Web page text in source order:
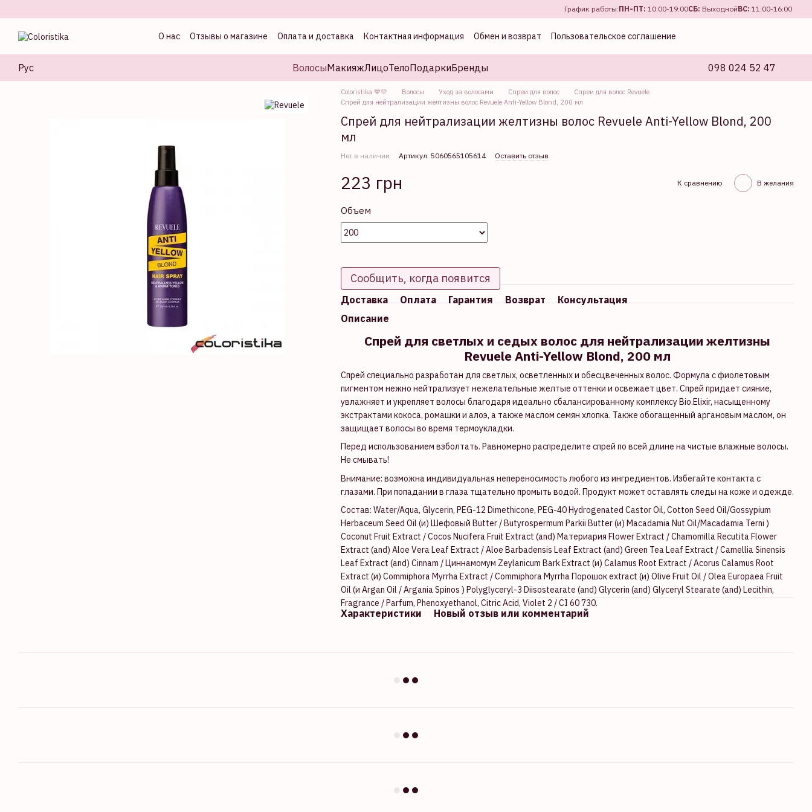
График работы:ПН-ПТ: 10:00-19:00СБ: ВыходнойВС: 11:00-16:00
О нас Отзывы о магазине Оплата и доставка Контактная информация Обмен и возврат
Пользовательское соглашение
Рус ВолосыМакияжЛицоТелоПодаркиБренды 098 024 52 47
Coloristika 💙💛 Волосы Уход за волосами Спреи для волос
Спреи для волос Revuele
Спрей для нейтрализации желтизны волос Revuele Anti-Yellow Blond, 200 мл
Спрей для нейтрализации желтизны волос Revuele Anti-Yellow Blond, 200
мл
Нет в наличии Артикул: 5060565105614 Оставить отзыв
223 грн К сравнению В желания
Объем
Сообщить, когда появится
Доставка Оплата Гарантия Возврат
Консультация
Описание
Спрей для светлых и седых волос для нейтрализации желтизны
Revuele Anti-Yellow Blond, 200 мл
Спрей специально разработан для светлых, осветленных и обесцвеченных волос. Формула с фиолетовым
пигментом нежно нейтрализует нежелательные желтые оттенки и освежает цвет. Спрей придает сияние,
увлажняет и укрепляет волосы благодаря идеально сбалансированному комплексу Bio.Elixir, насыщенному
экстрактами кокоса, ромашки и алоэ, а также маслом семян хлопка. Также обогащенный аргановым маслом, он
защищает волосы во время термоукладки.
Перед использованием взболтать. Равномерно распределите спрей по всей длине на чистые влажные волосы.
Не смывать!
Внимание: возможна индивидуальная непереносимость любого из ингредиентов. Избегайте контакта с
глазами. При попадании в глаза тщательно промыть водой. Продукт может оставлять следы на коже и одежде.
Состав: Water/Aqua, Glycerin, PEG-12 Dimethicone, PEG-40 Hydrogenated Castor Oil, Cotton Seed Oil/Gossypium
Herbaceum Seed Oil (и) Шефовый Butter / Butyrospermum Parkii Butter (и) Macadamia Nut Oil/Macadamia Terni )
Coconut Fruit Extract / Cocos Nucifera Fruit Extract (and) Материария Flower Extract / Chamomilla Recutita Flower
Extract (and) Aloe Vera Leaf Extract / Aloe Barbadensis Leaf Extract (and) Green Tea Leaf Extract / Camellia Sinensis
Leaf Extract (and) Cinnam / Циннамомум Zeylanicum Bark Extract (и) Calamus Root Extract / Acorus Calamus Root
Extract (и) Commiphora Myrrha Extract / Commiphora Myrrha Порошок extract (и) Olive Fruit Oil / Olea Europaea Fruit
Oil (и Argan Oil / Argania Spinos ) Polyglyceryl-3 Diisostearate (and) Glycerin (and) Glyceryl Stearatе (and) Lecithin,
Fragrance / Parfum, Phenoxyethanol, Citric Acid, Violet 2 / CI 60 730.
Характеристики Новый отзыв или комментарий